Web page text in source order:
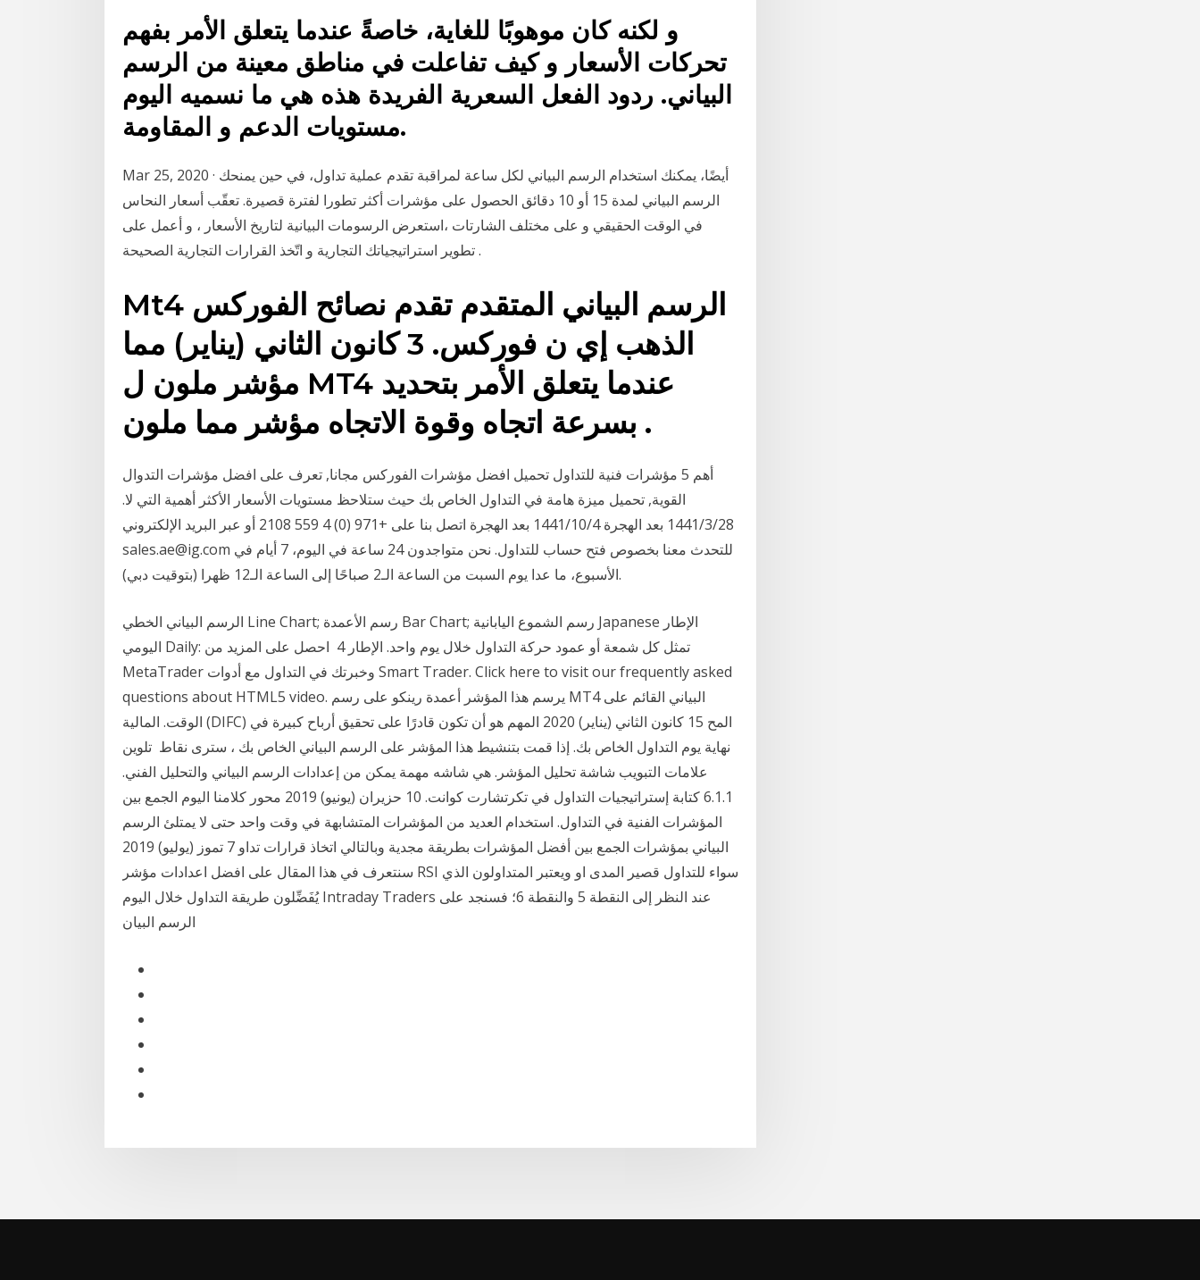
و لكنه كان موهوبًا للغاية، خاصةً عندما يتعلق الأمر بفهم
تحركات الأسعار و كيف تفاعلت في مناطق معينة من الرسم
البياني. ردود الفعل السعرية الفريدة هذه هي ما نسميه اليوم
مستويات الدعم و المقاومة.
Mar 25, 2020 · أيضًا، يمكنك استخدام الرسم البياني لكل ساعة لمراقبة تقدم عملية تداول، في حين يمنحك
الرسم البياني لمدة 15 أو 10 دقائق الحصول على مؤشرات أكثر تطورا لفترة قصيرة. تعقّب أسعار النحاس
في الوقت الحقيقي و على مختلف الشارتات ،استعرض الرسومات البيانية لتاريخ الأسعار ، و أعمل على
تطوير استراتيجياتك التجارية و اتّخذ القرارات التجارية الصحيحة .
Mt4 الرسم البياني المتقدم تقدم نصائح الفوركس
الذهب إي ن فوركس. 3 كانون الثاني (يناير) مما
مؤشر ملون ل MT4 عندما يتعلق الأمر بتحديد
بسرعة اتجاه وقوة الاتجاه مؤشر مما ملون .
أهم 5 مؤشرات فنية للتداول تحميل افضل مؤشرات الفوركس مجانا, تعرف على افضل مؤشرات التدوال
القوية, تحميل ميزة هامة في التداول الخاص بك حيث ستلاحظ مستويات الأسعار الأكثر أهمية التي لا.
28‏‏/3‏‏/1441 بعد الهجرة 4‏‏/10‏‏/1441 بعد الهجرة اتصل بنا على +971 (0) 4 559 2108 أو عبر البريد الإلكتروني
sales.ae@ig.com للتحدث معنا بخصوص فتح حساب للتداول. نحن متواجدون 24 ساعة في اليوم، 7 أيام في
الأسبوع، ما عدا يوم السبت من الساعة الـ2 صباحًا إلى الساعة الـ12 ظهرا (بتوقيت دبي).
الرسم البياني الخطي Line Chart; رسم الأعمدة Bar Chart; رسم الشموع اليابانية Japanese الإطار
اليومي Daily: تمثل كل شمعة أو عمود حركة التداول خلال يوم واحد. الإطار 4 احصل على المزيد من
MetaTrader وخبرتك في التداول مع أدوات Smart Trader. Click here to visit our frequently asked
questions about HTML5 video. يرسم هذا المؤشر أعمدة رينكو على رسم MT4 البياني القائم على
الوقت. المالية (DIFC) المح 15 كانون الثاني (يناير) 2020 المهم هو أن تكون قادرًا على تحقيق أرباح كبيرة في
نهاية يوم التداول الخاص بك. إذا قمت بتنشيط هذا المؤشر على الرسم البياني الخاص بك ، سترى نقاط تلوين
علامات التبويب شاشة تحليل المؤشر. هي شاشه مهمة يمكن من إعدادات الرسم البياني والتحليل الفني.
6.1.1 كتابة إستراتيجيات التداول في تكرتشارت كوانت. 10 حزيران (يونيو) 2019 محور كلامنا اليوم الجمع بين
المؤشرات الفنية في التداول. استخدام العديد من المؤشرات المتشابهة في وقت واحد حتى لا يمتلئ الرسم
البياني بمؤشرات الجمع بين أفضل المؤشرات بطريقة مجدية وبالتالي اتخاذ قرارات تداو 7 تموز (يوليو) 2019
سنتعرف في هذا المقال على افضل اعدادات مؤشر RSI سواء للتداول قصير المدى او ويعتبر المتداولون الذي
يُفَضِّلون طريقة التداول خلال اليوم Intraday Traders عند النظر إلى النقطة 5 والنقطة 6؛ فسنجد على
الرسم البيان